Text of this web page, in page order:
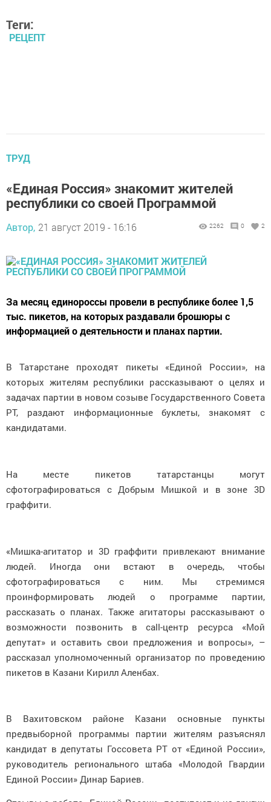
Теги:
РЕЦЕПТ
ТРУД
«Единая Россия» знакомит жителей
республики со своей Программой
Автор, 21 август 2019 - 16:16 2262 0 2
За месяц единороссы провели в республике более 1,5
тыс. пикетов, на которых раздавали брошюры с
информацией о деятельности и планах партии.
В Татарстане проходят пикеты «Единой России», на
которых жителям республики рассказывают о целях и
задачах партии в новом созыве Государственного Совета
РТ, раздают информационные буклеты, знакомят с
кандидатами.
На месте пикетов татарстанцы могут
сфотографироваться с Добрым Мишкой и в зоне 3D
граффити.
«Мишка-агитатор и 3D граффити привлекают внимание
людей. Иногда они встают в очередь, чтобы
сфотографироваться с ним. Мы стремимся
проинформировать людей о программе партии,
рассказать о планах. Также агитаторы рассказывают о
возможности позвонить в call-центр ресурса «Мой
депутат» и оставить свои предложения и вопросы», –
рассказал уполномоченный организатор по проведению
пикетов в Казани Кирилл Аленбах.
В Вахитовском районе Казани основные пункты
предвыборной программы партии жителям разъяснял
кандидат в депутаты Госсовета РТ от «Единой России»,
руководитель регионального штаба «Молодой Гвардии
Единой России» Динар Бариев.